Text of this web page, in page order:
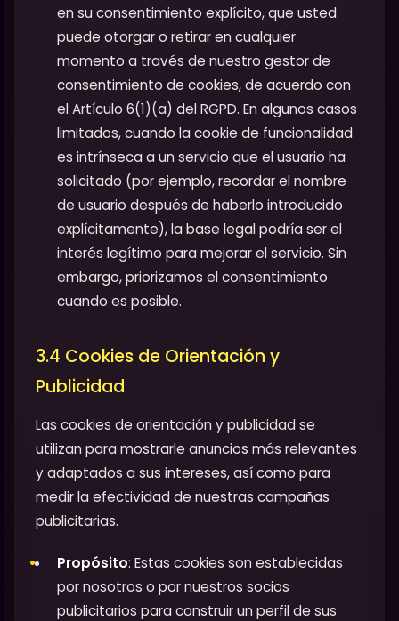
en su consentimiento explícito, que usted
puede otorgar o retirar en cualquier
momento a través de nuestro gestor de
consentimiento de cookies, de acuerdo con
el Artículo 6(1)(a) del RGPD. En algunos casos
limitados, cuando la cookie de funcionalidad
es intrínseca a un servicio que el usuario ha
solicitado (por ejemplo, recordar el nombre
de usuario después de haberlo introducido
explícitamente), la base legal podría ser el
interés legítimo para mejorar el servicio. Sin
embargo, priorizamos el consentimiento
cuando es posible.
3.4 Cookies de Orientación y
Publicidad
Las cookies de orientación y publicidad se
utilizan para mostrarle anuncios más relevantes
y adaptados a sus intereses, así como para
medir la efectividad de nuestras campañas
publicitarias.
Propósito: Estas cookies son establecidas
por nosotros o por nuestros socios
publicitarios para construir un perfil de sus